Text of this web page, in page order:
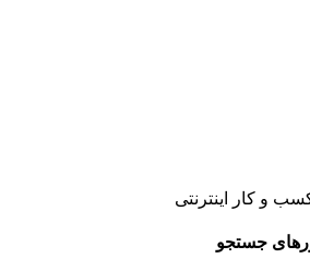
و کار اینترنتی